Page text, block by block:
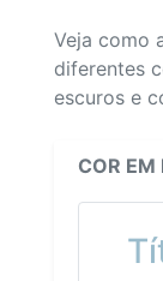
Veja como
diferentes
escuros e
COR EM